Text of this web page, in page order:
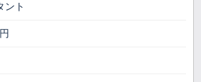
ント